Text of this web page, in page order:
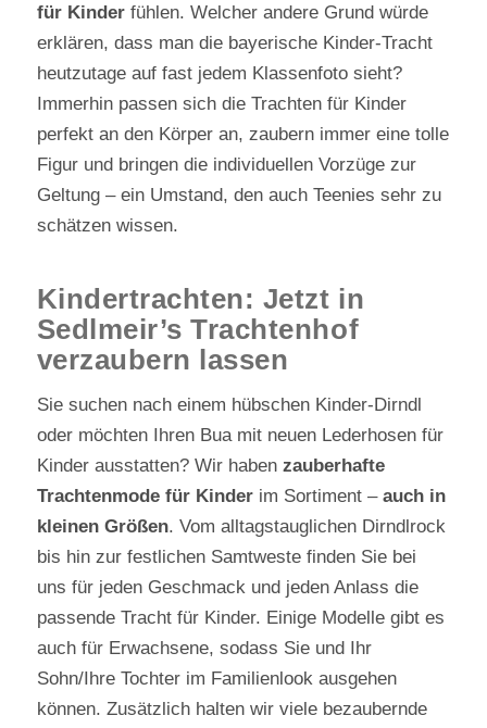
für Kinderfühlen. Welcher andere Grund würde
erklären, dass man die bayerische Kinder-Tracht
heutzutage auf fast jedem Klassenfoto sieht?
Immerhin passen sich die Trachten für Kinder
perfekt an den Körper an, zaubern immer eine tolle
Figur und bringen die individuellen Vorzüge zur
Geltung – ein Umstand, den auch Teenies sehr zu
schätzen wissen.
Kindertrachten: Jetzt in
Sedlmeir’s Trachtenhof
verzaubern lassen
Sie suchen nach einem hübschen Kinder-Dirndl
oder möchten Ihren Bua mit neuen Lederhosen für
Kinder ausstatten? Wir haben zauberhafte
Trachtenmode für Kinderim Sortiment – auch in
kleinen Größen. Vom alltagstauglichen Dirndlrock
bis hin zur festlichen Samtweste finden Sie bei
uns für jeden Geschmack und jeden Anlass die
passende Tracht für Kinder. Einige Modelle gibt es
auch für Erwachsene, sodass Sie und Ihr
Sohn/Ihre Tochter im Familienlook ausgehen
können. Zusätzlich halten wir viele bezaubernde